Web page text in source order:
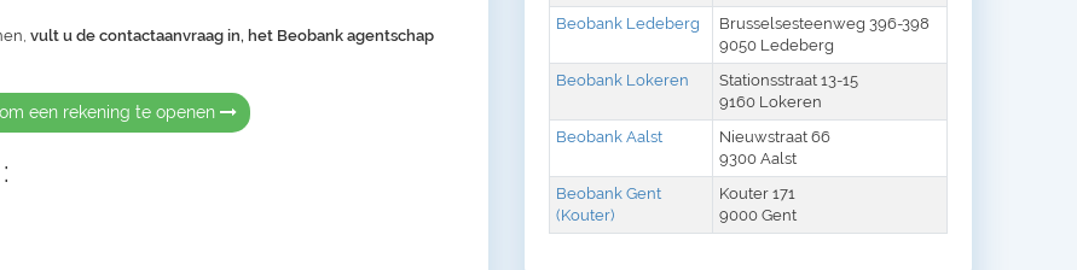
vult u de contactaanvraag in, het Beobank agentschap
een rekening te openen
Beobank Ledeberg
Brusselsesteenweg 396-398
9050 Ledeberg
Beobank Lokeren
Stationsstraat 13-15
9160 Lokeren
Beobank Aalst
Nieuwstraat 66
9300 Aalst
Beobank Gent
(Kouter)
Kouter 171
9000 Gent